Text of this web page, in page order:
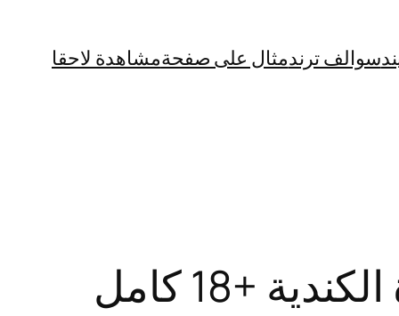
سوالف ترندمثال على صفحةمشاهدة لاحقا
“للكبار فقط” فيلم الوحش التونسي مع الفتاة الكندية +18 كامل